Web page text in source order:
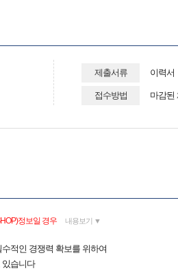
제출서류 이력서
접수방법 마감된
정보일 경우 내용보기 ▼
적인 경쟁력 확보를 위하여
있습니다